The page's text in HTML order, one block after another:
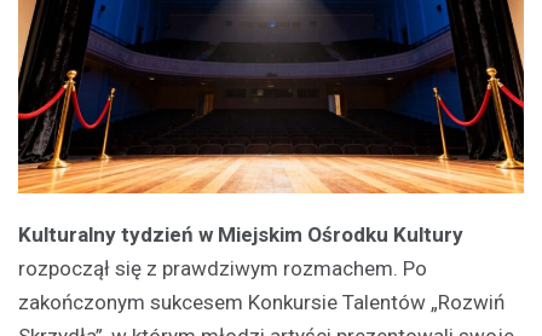
Kulturalny tydzień w Miejskim Ośrodku Kultury
rozpoczął się z prawdziwym rozmachem. Po
zakończonym sukcesem Konkursie Talentów „Rozwiń